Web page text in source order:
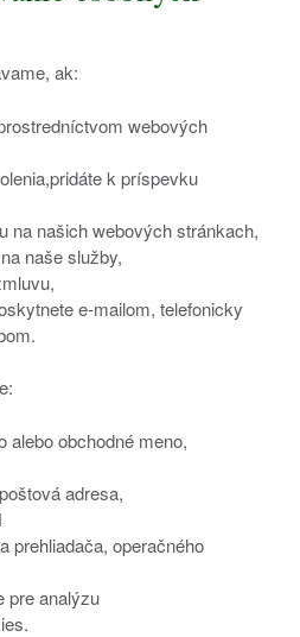
ak:
webových
k príspevku
na našich webových stránkach,
naše služby,
e-mailom, telefonicky
alebo obchodné meno,
adresa,
prehliadača, operačného
pre analýzu